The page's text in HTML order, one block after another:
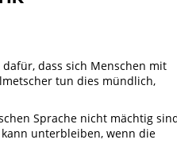
dass sich Menschen mit
tun dies mündlich,
Sprache nicht mächtig
unterbleiben, wenn die